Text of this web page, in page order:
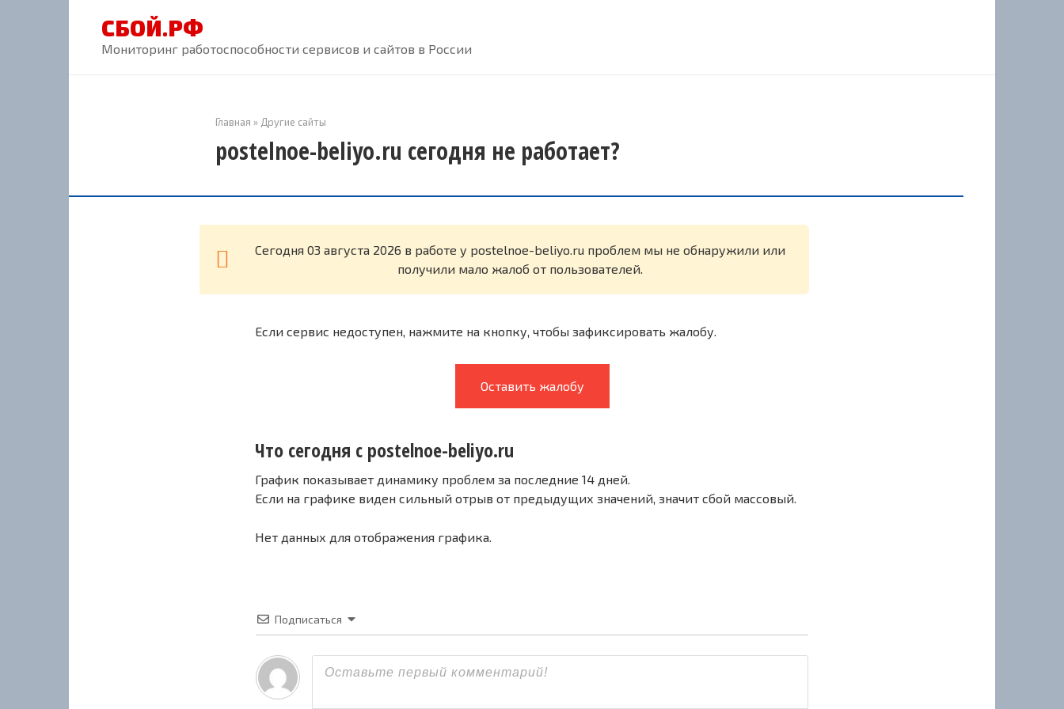
СБОЙ.РФ
Мониторинг работоспособности сервисов и сайтов в России
Главная » Другие сайты
postelnoe-beliyo.ru сегодня не работает?
Cегодня 03 августа 2026 в работе у postelnoe-beliyo.ru проблем мы не обнаружили или
получили мало жалоб от пользователей.
Если сервис недоступен, нажмите на кнопку, чтобы зафиксировать жалобу.
Оставить жалобу
Что сегодня с postelnoe-beliyo.ru
График показывает динамику проблем за последние 14 дней.
Если на графике виден сильный отрыв от предыдущих значений, значит сбой массовый.
Нет данных для отображения графика.
Подписаться